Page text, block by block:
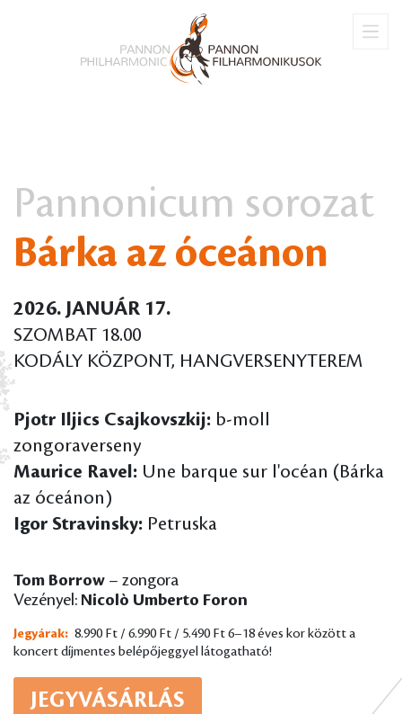
Pannonicum sorozat
Bárka az óceánon
2026. JANUÁR 17.
SZOMBAT 18.00
KODÁLY KÖZPONT, HANGVERSENYTEREM
Pjotr Iljics Csajkovszkij: b-moll
zongoraverseny
Maurice Ravel: Une barque sur l'océan (Bárka
az óceánon)
Igor Stravinsky: Petruska
Tom Borrow – zongora
Vezényel: Nicolò Umberto Foron
Jegyárak: 8.990 Ft / 6.990 Ft / 5.490 Ft 6–18 éves kor között a
koncert díjmentes belépőjeggyel látogatható!
JEGYVÁSÁRLÁS